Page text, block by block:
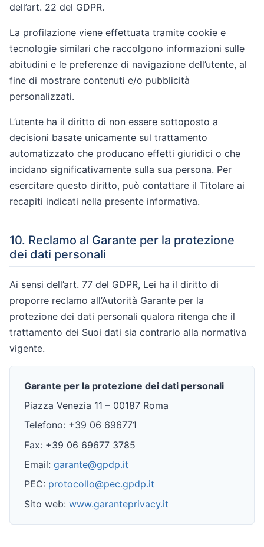
dell’art. 22 del GDPR.
La profilazione viene effettuata tramite cookie e
tecnologie similari che raccolgono informazioni sulle
abitudini e le preferenze di navigazione dell’utente, al
fine di mostrare contenuti e/o pubblicità
personalizzati.
L’utente ha il diritto di non essere sottoposto a
decisioni basate unicamente sul trattamento
automatizzato che producano effetti giuridici o che
incidano significativamente sulla sua persona. Per
esercitare questo diritto, può contattare il Titolare ai
recapiti indicati nella presente informativa.
10. Reclamo al Garante per la protezione
dei dati personali
Ai sensi dell’art. 77 del GDPR, Lei ha il diritto di
proporre reclamo all’Autorità Garante per la
protezione dei dati personali qualora ritenga che il
trattamento dei Suoi dati sia contrario alla normativa
vigente.
Garante per la protezione dei dati personali
Piazza Venezia 11 – 00187 Roma
Telefono: +39 06 696771
Fax: +39 06 69677 3785
Email: garante@gpdp.it
PEC: protocollo@pec.gpdp.it
Sito web: www.garanteprivacy.it